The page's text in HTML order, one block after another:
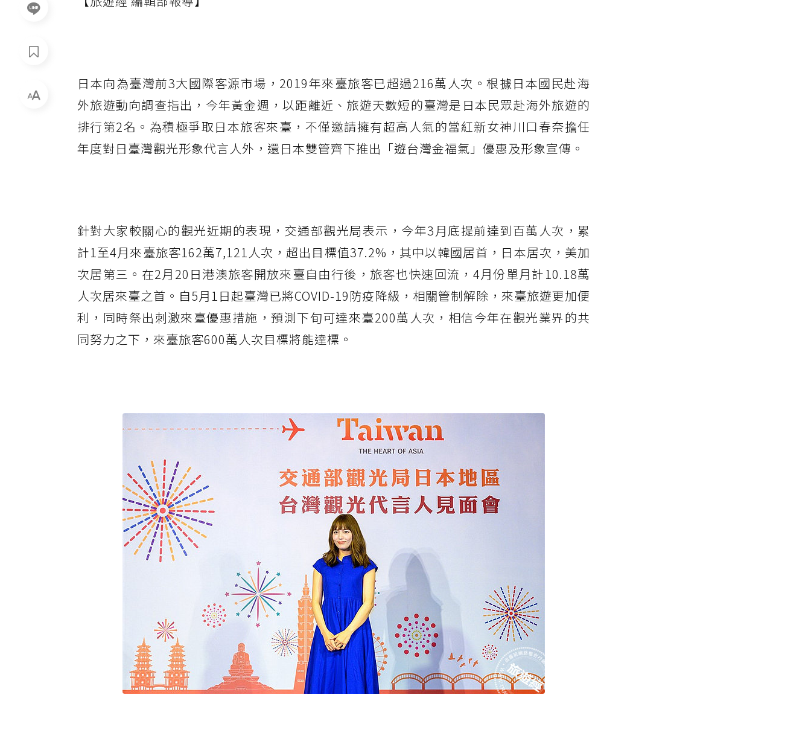
日本向為臺灣前3大國際客源市場，2019年來臺旅客已超過216萬人次。根據日本國民赴海
外旅遊動向調查指出，今年黃金週，以距離近、旅遊天數短的臺灣是日本民眾赴海外旅遊的
排行第2名。為積極爭取日本旅客來臺，不僅邀請擁有超高人氣的當紅新女神川口春奈擔任
年度對日臺灣觀光形象代言人外，還日本雙管齊下推出「遊台灣金福氣」優惠及形象宣傳。
針對大家較關心的觀光近期的表現，交通部觀光局表示，今年3月底提前達到百萬人次，累
計1至4月來臺旅客162萬7,121人次，超出目標值37.2%，其中以韓國居首，日本居次，美加
次居第三。在2月20日港澳旅客開放來臺自由行後，旅客也快速回流，4月份單月計10.18萬
人次居來臺之首。自5月1日起臺灣已將COVID-19防疫降級，相關管制解除，來臺旅遊更加便
利，同時祭出刺激來臺優惠措施，預測下旬可達來臺200萬人次，相信今年在觀光業界的共
同努力之下，來臺旅客600萬人次目標將能達標。